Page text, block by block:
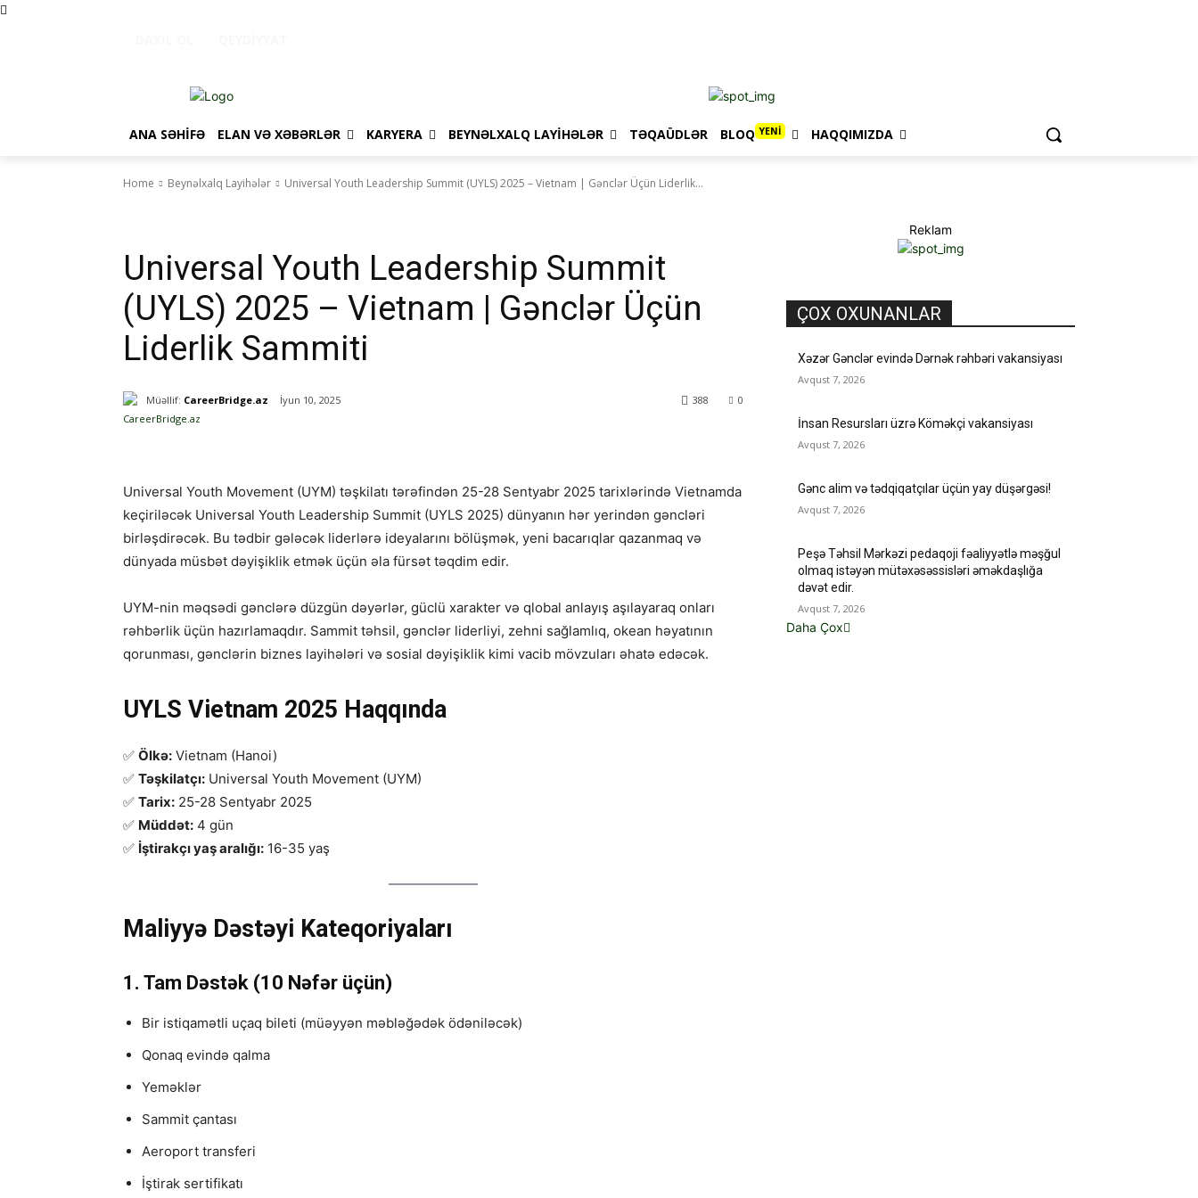
ANA SƏHIFƏ ELAN VƏ XƏBƏRLƏR KARYERA BEYNƏLXALQ LAYIHƏLƏR TƏQAÜDLƏR BLOQ YENİ HAQQIMIZDA
Home Beynəlxalq Layihələr Universal Youth Leadership Summit (UYLS) 2025 – Vietnam | Gənclər Üçün Liderlik...
Universal Youth Leadership Summit
(UYLS) 2025 – Vietnam | Gənclər Üçün
Liderlik Sammiti
Müəllif: CareerBridge.az İyun 10, 2025 0
388
Universal Youth Movement (UYM) təşkilatı tərəfindən 25-28 Sentyabr 2025 tarixlərində Vietnamda
keçiriləcək Universal Youth Leadership Summit (UYLS 2025) dünyanın hər yerindən gəncləri
birləşdirəcək. Bu tədbir gələcək liderlərə ideyalarını bölüşmək, yeni bacarıqlar qazanmaq və
dünyada müsbət dəyişiklik etmək üçün əla fürsət təqdim edir.
UYM-nin məqsədi gənclərə düzgün dəyərlər, güclü xarakter və qlobal anlayış aşılayaraq onları
rəhbərlik üçün hazırlamaqdır. Sammit təhsil, gənclər liderliyi, zehni sağlamlıq, okean həyatının
qorunması, gənclərin biznes layihələri və sosial dəyişiklik kimi vacib mövzuları əhatə edəcək.
UYLS Vietnam 2025 Haqqında
✅ Ölkə: Vietnam (Hanoi)
✅ Təşkilatçı: Universal Youth Movement (UYM)
✅ Tarix: 25-28 Sentyabr 2025
✅ Müddət: 4 gün
✅ İştirakçı yaş aralığı: 16-35 yaş
Maliyyə Dəstəyi Kateqoriyaları
1. Tam Dəstək (10 Nəfər üçün)
Bir istiqamətli uçaq bileti (müəyyən məbləğədək ödəniləcək)
Qonaq evində qalma
Yeməklər
Sammit çantası
Aeroport transferi
İştirak sertifikatı
Reklam
ÇOX OXUNANLAR
Xəzər Gənclər evində Dərnək rəhbəri vakansiyası
Avqust 7, 2026
İnsan Resursları üzrə Köməkçi vakansiyası
Avqust 7, 2026
Gənc alim və tədqiqatçılar üçün yay düşərgəsi!
Avqust 7, 2026
Peşə Təhsil Mərkəzi pedaqoji fəaliyyətlə məşğul
olmaq istəyən mütəxəsəssisləri əməkdaşlığa
dəvət edir.
Avqust 7, 2026
Daha Çox